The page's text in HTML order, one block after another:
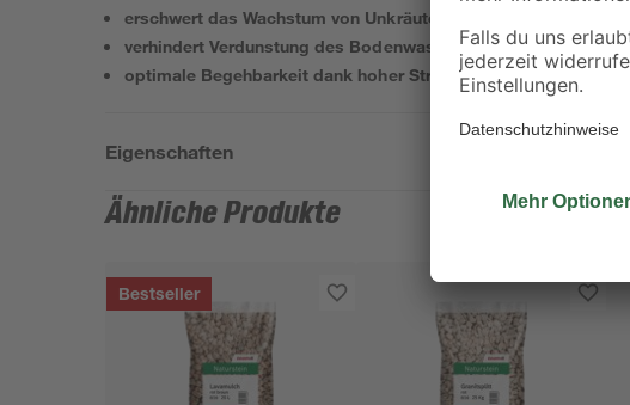
erschwert das Wachstum von Unkräutern
verhindert Verdunstung des Bodenwassers
optimale Begehbarkeit dank hoher Strukturstabilität
Eigenschaften
Ähnliche Produkte
Bestseller